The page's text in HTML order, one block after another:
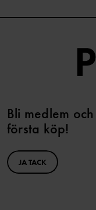
Bli medlem
första köp!
JA TACK